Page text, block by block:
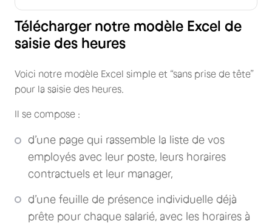
Télécharger notre modèle Excel de
saisie des heures
Voici notre modèle Excel simple et “sans prise de tête”
pour la saisie des heures.
Il se compose :
d’une page qui rassemble la liste de vos
employés avec leur poste, leurs horaires
contractuels et leur manager,
d’une feuille de présence individuelle déjà
prête pour chaque salarié, avec les horaires à